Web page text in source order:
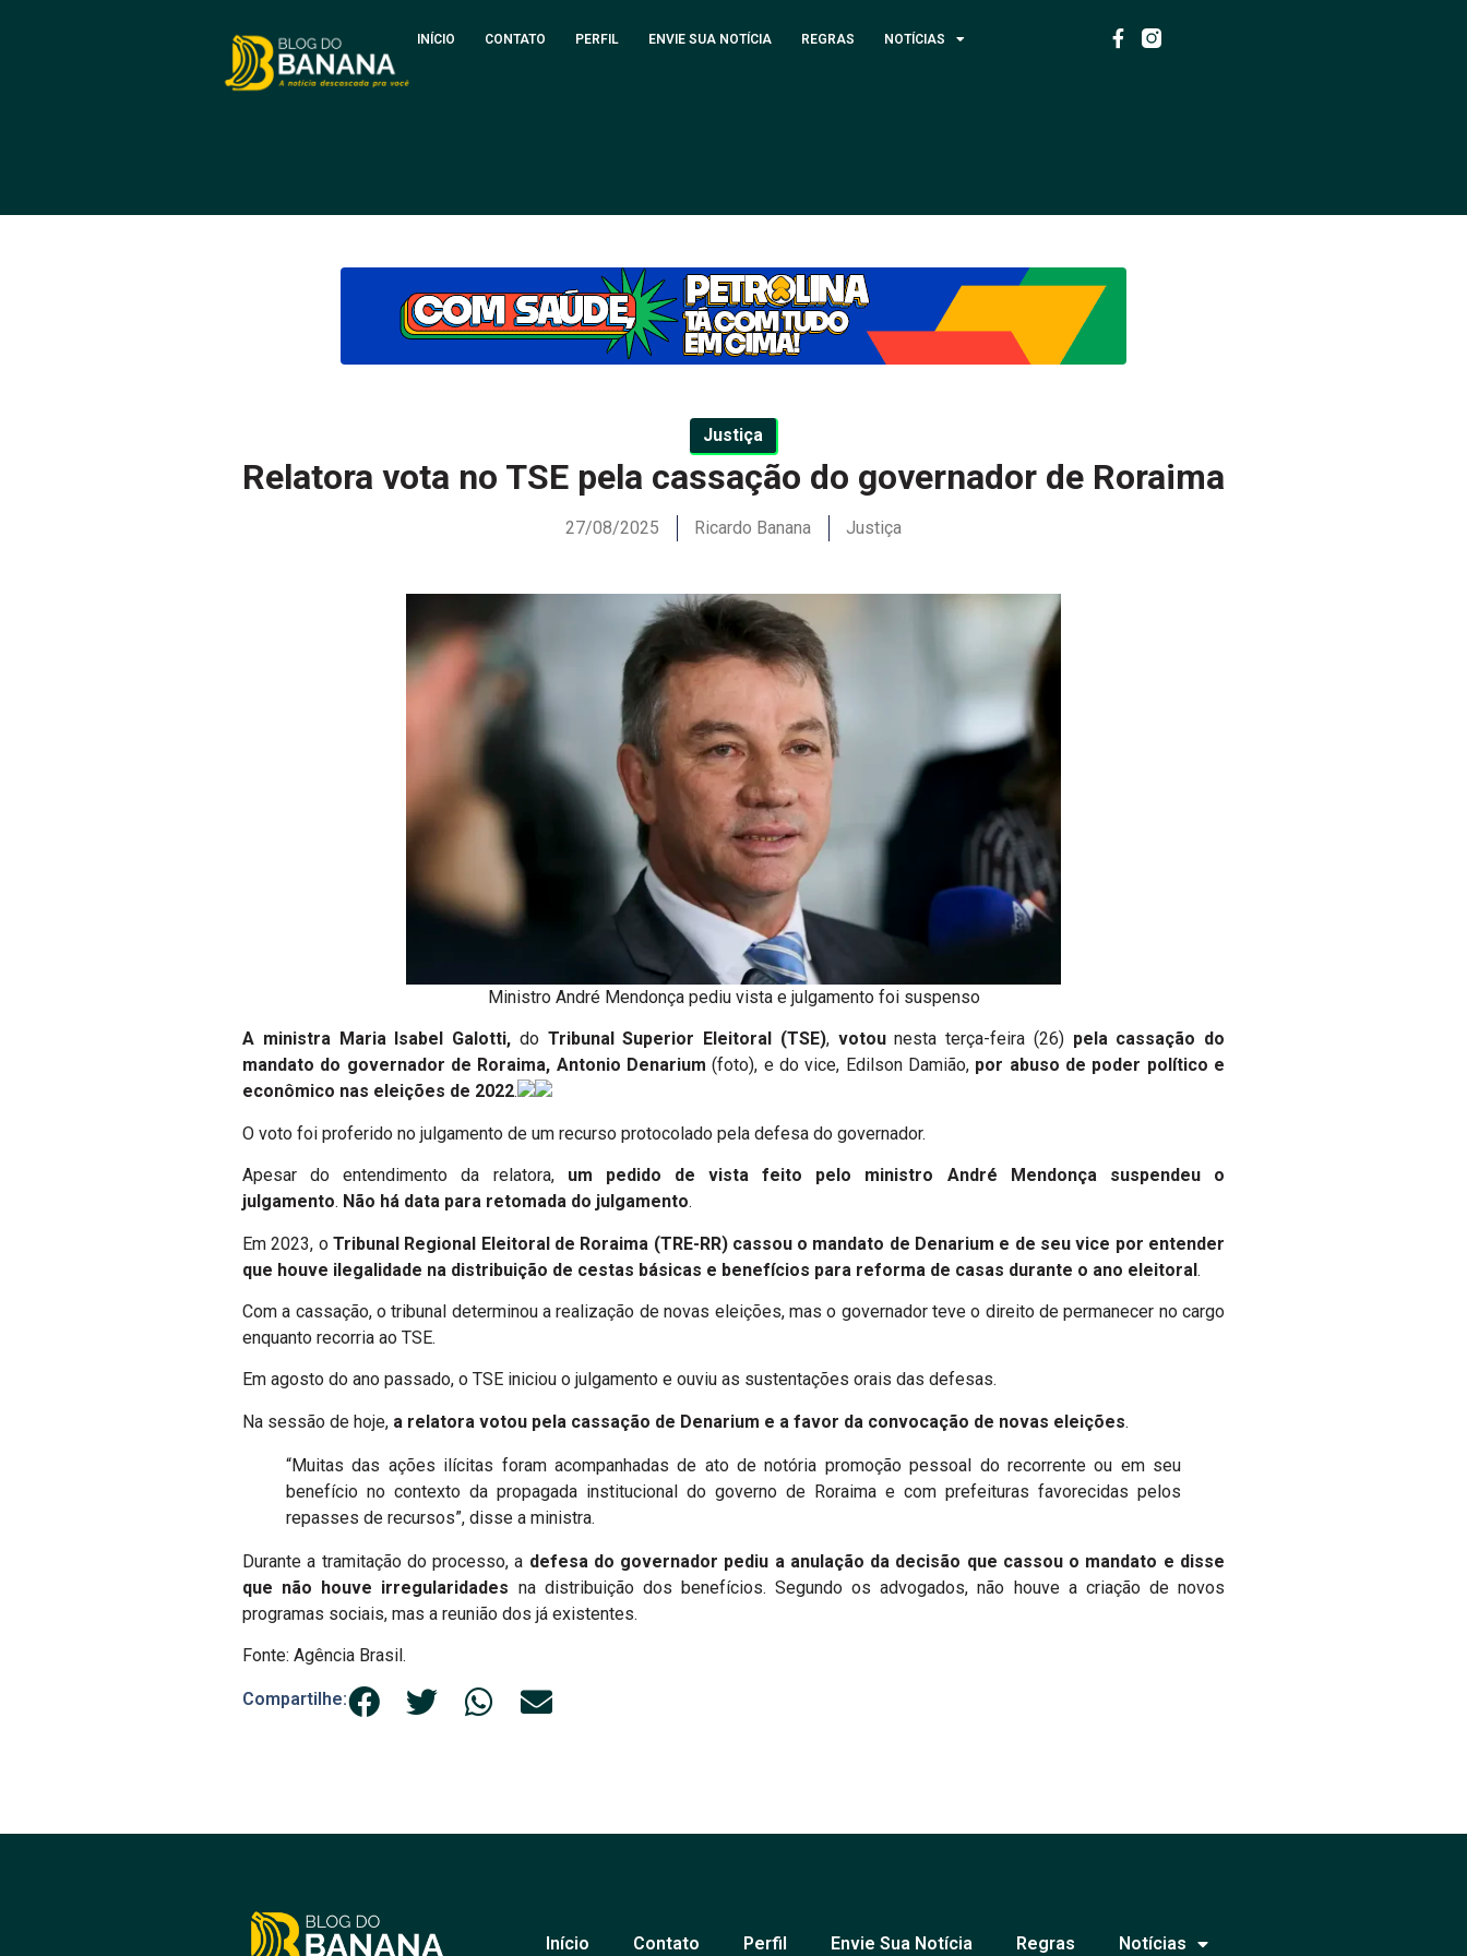
INÍCIO CONTATO PERFIL ENVIE SUA NOTÍCIA REGRAS NOTÍCIAS
Justiça
Relatora vota no TSE pela cassação do governador de Roraima
27/08/2025 Ricardo Banana Justiça
Ministro André Mendonça pediu vista e julgamento foi suspenso
A ministra Maria Isabel Galotti, do Tribunal Superior Eleitoral (TSE), votounesta terça-feira (26) pela cassação do
mandato do governador de Roraima, Antonio Denarium(foto), e do vice, Edilson Damião, por abuso de poder político e
econômico nas eleições de 2022.
O voto foi proferido no julgamento de um recurso protocolado pela defesa do governador.
Apesar do entendimento da relatora, um pedido de vista feito pelo ministro André Mendonça suspendeu o
julgamento. Não há data para retomada do julgamento.
Em 2023, oTribunal Regional Eleitoral de Roraima (TRE-RR) cassou o mandato de Denarium e de seu vice por entender
que houve ilegalidade na distribuição de cestas básicas e benefícios para reforma de casas durante o ano eleitoral.
Com a cassação, o tribunal determinou a realização de novas eleições, mas o governador teve o direito de permanecer no cargo
enquanto recorria ao TSE.
Em agosto do ano passado, o TSE iniciou o julgamento e ouviu as sustentações orais das defesas.
Na sessão de hoje, a relatora votou pela cassação de Denarium e a favor da convocação de novas eleições.
“Muitas das ações ilícitas foram acompanhadas de ato de notória promoção pessoal do recorrente ou em seu
benefício no contexto da propagada institucional do governo de Roraima e com prefeituras favorecidas pelos
repasses de recursos”, disse a ministra.
Durante a tramitação do processo, a defesa do governador pediu a anulação da decisão que cassou o mandato e disse
que não houve irregularidades na distribuição dos benefícios. Segundo os advogados, não houve a criação de novos
programas sociais, mas a reunião dos já existentes.
Fonte: Agência Brasil.
Compartilhe:
Início Contato Perfil Envie Sua Notícia Regras Notícias